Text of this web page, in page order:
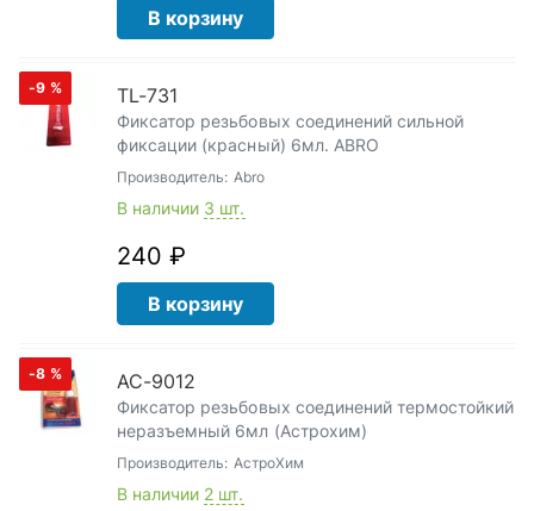
В корзину
-9 % TL-731
Фиксатор резьбовых соединений сильной
фиксации (красный) 6мл. ABRO
Производитель: Abro
В наличии 3 шт.
240 ₽
В корзину
-8 % АС-9012
Фиксатор резьбовых соединений термостойкий
неразъемный 6мл (Астрохим)
Производитель: АстроХим
В наличии 2 шт.